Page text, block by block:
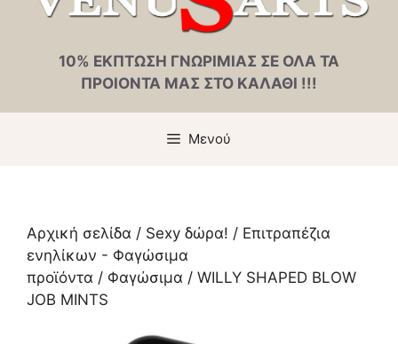
10% ΕΚΠΤΩΣΗ ΓΝΩΡΙΜΙΑΣ ΣΕ ΟΛΑ ΤΑ
ΠΡΟΙΟΝΤΑ ΜΑΣ ΣΤΟ ΚΑΛΑΘΙ !!!
Μενού
Αρχική σελίδα / Sexy δώρα! / Επιτραπέζια
ενηλίκων - Φαγώσιμα
προϊόντα / Φαγώσιμα / WILLY SHAPED BLOW
JOB MINTS